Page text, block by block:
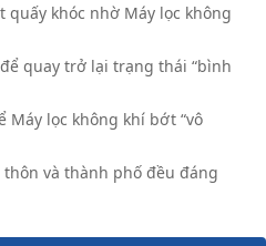
khóc nhờ Máy lọc không
quay trở lại trạng thái “bình
lọc không khí bớt “vô
và thành phố đều đáng